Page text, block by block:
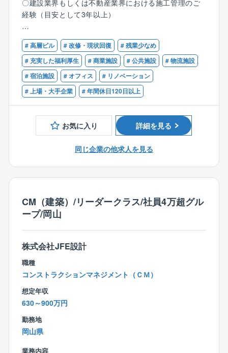
を迎えた総合建設業会社です。同社は、「全社員の物
心両面の幸福を追求するとともに、正しい考え方と確
かな技術で社会に貢献する」を経営理念に掲げてお
り、土木、舗装、環境設備、リニューアルの各分野に
おいて、多岐にわたる市場のニーズに応え、社会に貢
献できる企業を目指しています。
【具体的には】
〇施工管理：関係各所への対応(調整/指示/交渉等)、品
質/安全/原価管理等
〇既存物件の管理：保全維持管理全般、テナント入れ
替え時の工事管理等
〇請負工事の管理：依頼を受けた物件の施工管理※社内
営業、設計事務所、テナント、施工会社など、関係各
所様々なやりとりが発生する為、対人能力、交渉力が
【業務の特徴】
〇管理する物件はコンビニなどの単独の商業や複数の
テナントが入った複合商業施設となり、エリアによっ
場合もございます。
【同社の魅力】
★キャリア形成
施工管理のご経験から、発注者側の施設管理職へのキ
ャリアアップが可能です！また、将来的には同社が開
発している商業施設やホテルの企画/開発等に携わって
いただける可能性もございます。
デベロッパー側での幅広いキャリアの選択肢があり、
★WLBの充実
年間休日123日、残業20～30時間程度、時間休の使用
〇建設業界もしくは不動産業界における施工管理のご
経験（目安として3年以上）
【歓迎】
■設計事務所での監理経験
■ゼネコン発注者側の管理経験
■一～二級建築士
■1～2級建築施工管理技士
■1～2級電気工事施工管理技士
■1～2級管工事施工管理技士
# 高層ビル # 改修・現状回復
# 残業少なめ
# 充実した福利厚生
# 商業施設 # 公共施設
# 物流施設
# 宿泊施設
# オフィス
# リノベーション
# 上場・大手企業
# 年間休日120日以上
お気に入り 詳細を見る
同じ企業の他求人を見る
CM（建築）/リーダークラス/社員4万超グル
ープ/岡山
株式会社JFE設計
職種
コンストラクションマネジメント（ＣＭ）
想定年収
630～900万円
勤務地
岡山県
業務内容